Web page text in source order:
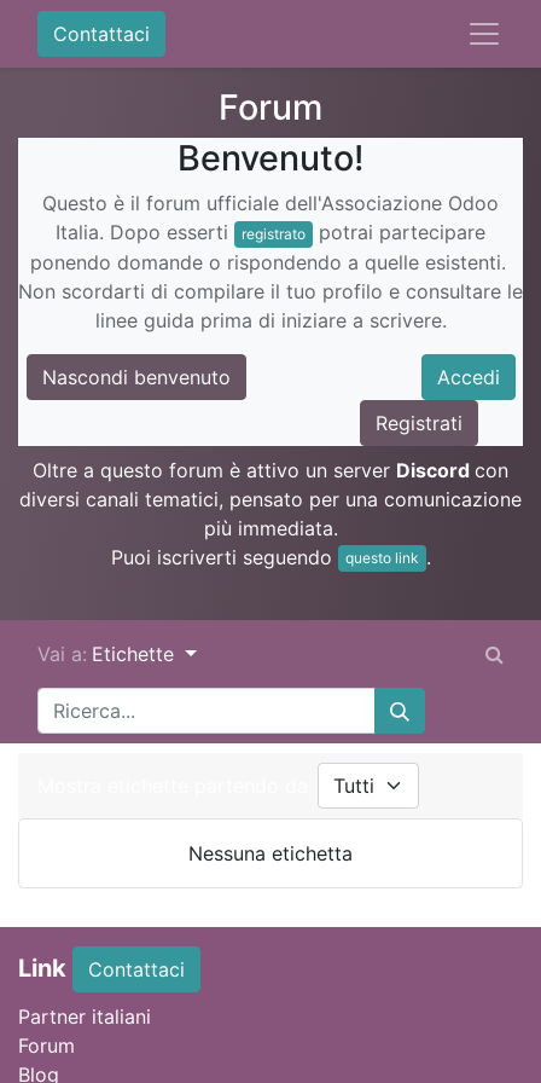
Contattaci
Forum
Benvenuto!
Questo è il forum ufficiale dell'Associazione Odoo
Italia. Dopo esserti
registrato
potrai partecipare
ponendo domande o rispondendo a quelle esistenti.
Non scordarti di compilare il tuo profilo e consultare le
linee guida prima di iniziare a scrivere.
Nascondi benvenuto
Accedi
Registrati
Oltre a questo forum è attivo un server Discord con
diversi canali tematici, pensato per una comunicazione
più immediata.
Puoi iscriverti seguendo
questo link .
Vai a: Etichette
Nessuna etichetta
Link
Contattaci
Partner italiani
Forum
Blog